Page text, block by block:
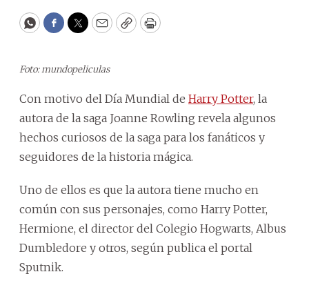
WhatsApp
Facebook
Twitter
EmailCopyPrint
Foto: mundopeliculas
Con motivo del Día Mundial de Harry Potter, la
autora de la saga Joanne Rowling revela algunos
hechos curiosos de la saga para los fanáticos y
seguidores de la historia mágica.
Uno de ellos es que la autora tiene mucho en
común con sus personajes, como Harry Potter,
Hermione, el director del Colegio Hogwarts, Albus
Dumbledore y otros, según publica el portal
Sputnik.